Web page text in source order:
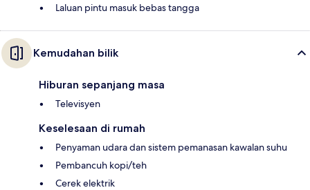
Laluan pintu masuk bebas tangga
Kemudahan bilik
Hiburan sepanjang masa
Televisyen
Keselesaan di rumah
Penyaman udara dan sistem pemanasan kawalan suhu
Pembancuh kopi/teh
Cerek elektrik